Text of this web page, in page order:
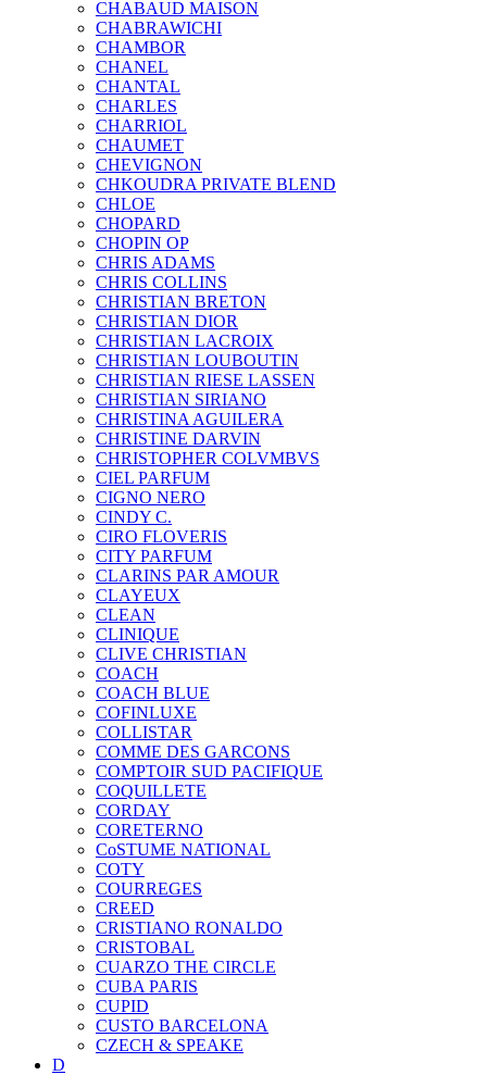
CHABAUD MAISON
CHABRAWICHI
CHAMBOR
CHANEL
CHANTAL
CHARLES
CHARRIOL
CHAUMET
CHEVIGNON
CHKOUDRA PRIVATE BLEND
CHLOE
CHOPARD
CHOPIN OP
CHRIS ADAMS
CHRIS COLLINS
CHRISTIAN BRETON
CHRISTIAN DIOR
CHRISTIAN LACROIX
CHRISTIAN LOUBOUTIN
CHRISTIAN RIESE LASSEN
CHRISTIAN SIRIANO
CHRISTINA AGUILERA
CHRISTINE DARVIN
CHRISTOPHER COLVMBVS
CIEL PARFUM
CIGNO NERO
CINDY C.
CIRO FLOVERIS
CITY PARFUM
CLARINS PAR AMOUR
CLAYEUX
CLEAN
CLINIQUE
CLIVE CHRISTIAN
COACH
COACH BLUE
COFINLUXE
COLLISTAR
COMME DES GARCONS
COMPTOIR SUD PACIFIQUE
COQUILLETE
CORDAY
CORETERNO
CoSTUME NATIONAL
COTY
COURREGES
CREED
CRISTIANO RONALDO
CRISTOBAL
CUARZO THE CIRCLE
CUBA PARIS
CUPID
CUSTO BARCELONA
CZECH & SPEAKE
D